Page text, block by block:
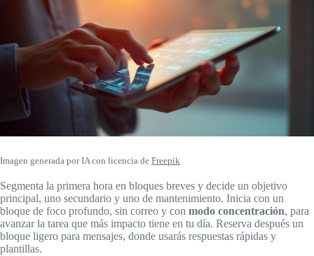
Imagen generada por IA con licencia de Freepik
Segmenta la primera hora en bloques breves y decide un objetivo
principal, uno secundario y uno de mantenimiento. Inicia con un
bloque de foco profundo, sin correo y con modo concentración, para
avanzar la tarea que más impacto tiene en tu día. Reserva después un
bloque ligero para mensajes, donde usarás respuestas rápidas y
plantillas.